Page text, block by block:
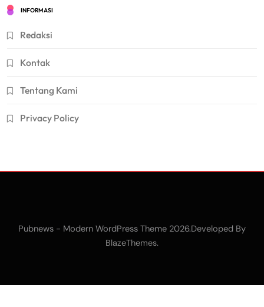
INFORMASI
Redaksi
Kontak
Tentang Kami
Privacy Policy
Pubnews - Modern WordPress Theme 2026.Developed By
BlazeThemes.